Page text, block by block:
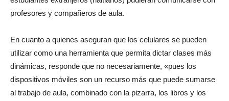
profesores y compañeros de aula.
En cuanto a quienes aseguran que los celulares se pueden
utilizar como una herramienta que permita dictar clases más
dinámicas, responde que no necesariamente, «pues los
dispositivos móviles son un recurso más que puede sumarse
al trabajo de aula, combinado con la pizarra, los libros y los